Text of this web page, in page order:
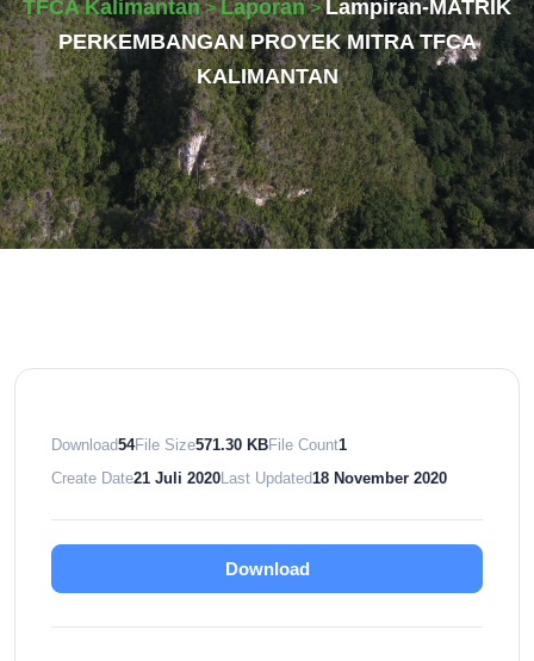
TFCA Kalimantan>Laporan>Lampiran-MATRIK
PERKEMBANGAN PROYEK MITRA TFCA
KALIMANTAN
Download54File Size571.30 KBFile Count1
Create Date21 Juli 2020Last Updated18 November 2020
Download